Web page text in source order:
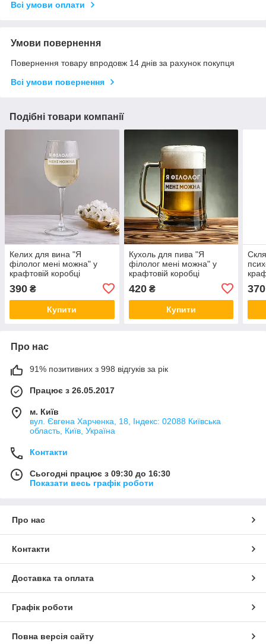
Всі умови оплати
Умови повернення
Повернення товару впродовж 14 днів за рахунок покупця
Всі умови повернення
Подібні товари компанії
Келих для вина "Я
філолог мені можна" у
крафтовій коробці
390 ₴
Купити
Кухоль для пива "Я
філолог мені можна" у
крафтовій коробці
420₴
Купити
370
Про нас
91% позитивних з 998 відгуків за рік
Працює з 26.05.2017
м. Київ
вул. Євгена Харченка, 18, Індекс: 02088 Київська
область, Київ, Україна
Контакти
Сьогодні працює з 09:30 до 16:30
Показати весь графік роботи
Про нас
Контакти
Доставка та оплата
Графік роботи
Повна версія сайту